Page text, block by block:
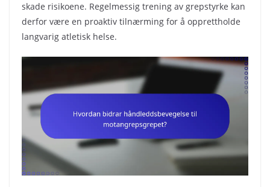
skade risikoene. Regelmessig trening av grepstyrke kan
derfor være en proaktiv tilnærming for å opprettholde
langvarig atletisk helse.